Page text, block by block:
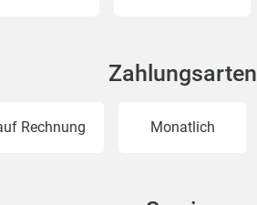
Zahlungsarten
Rechnung Monatlich